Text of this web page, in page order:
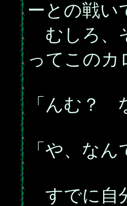
ーとの戦い
むしろ、
ってこのカ
「んむ？
「や、なん
すでに自